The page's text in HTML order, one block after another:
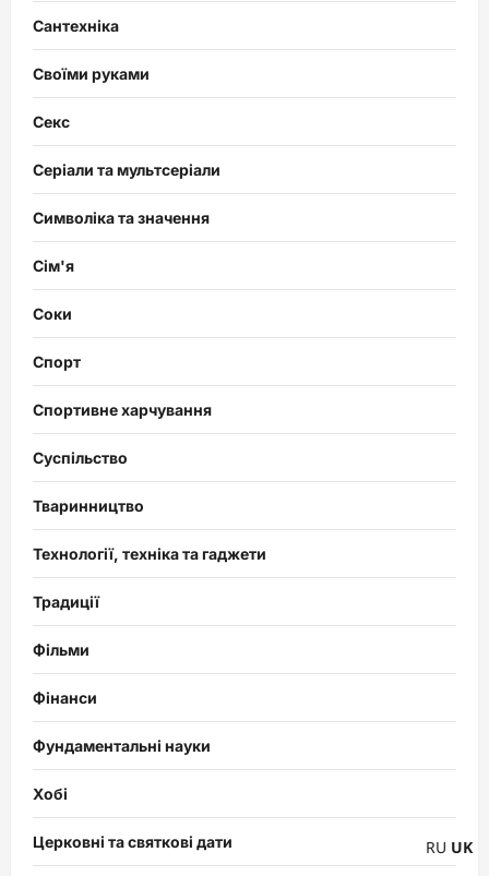
Сантехніка
Своїми руками
Секс
Серіали та мультсеріали
Символіка та значення
Сім'я
Соки
Спорт
Спортивне харчування
Суспільство
Тваринництво
Технології, техніка та гаджети
Традиції
Фільми
Фінанси
Фундаментальні науки
Хобі
Церковні та святкові дати RU UK